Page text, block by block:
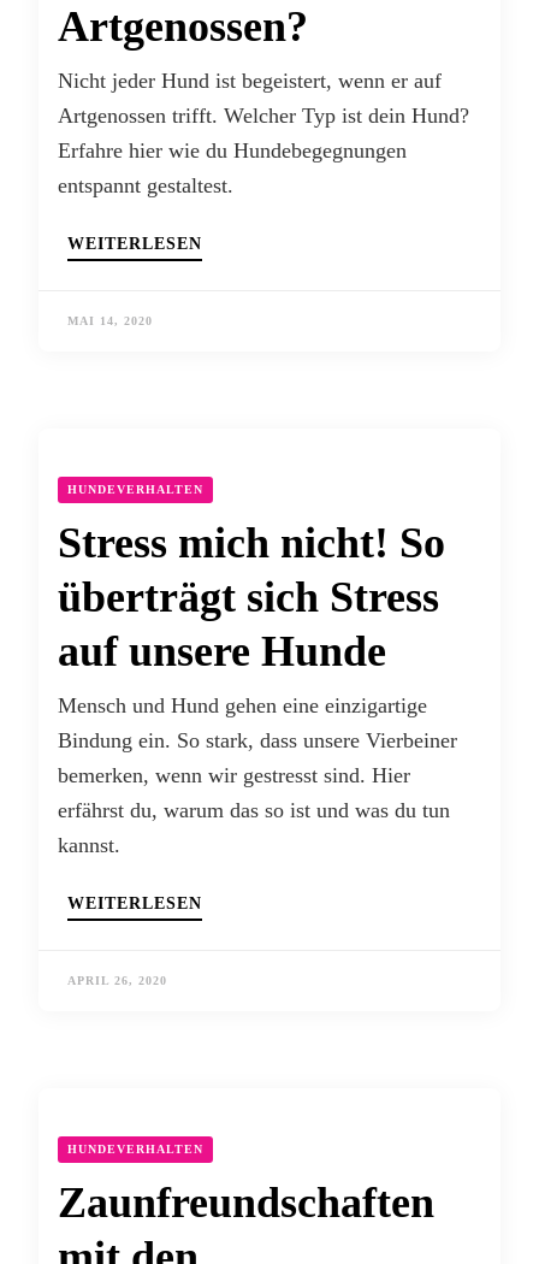
Artgenossen?
Nicht jeder Hund ist begeistert, wenn er auf
Artgenossen trifft. Welcher Typ ist dein Hund?
Erfahre hier wie du Hundebegegnungen
entspannt gestaltest.
WEITERLESEN
MAI 14, 2020
HUNDEVERHALTEN
Stress mich nicht! So
überträgt sich Stress
auf unsere Hunde
Mensch und Hund gehen eine einzigartige
Bindung ein. So stark, dass unsere Vierbeiner
bemerken, wenn wir gestresst sind. Hier
erfährst du, warum das so ist und was du tun
kannst.
WEITERLESEN
APRIL 26, 2020
HUNDEVERHALTEN
Zaunfreundschaften